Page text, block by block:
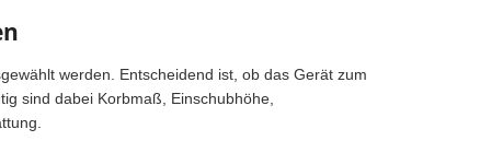
werden. Entscheidend ist, ob das Gerät zum
sind dabei Korbmaß, Einschubhöhe,